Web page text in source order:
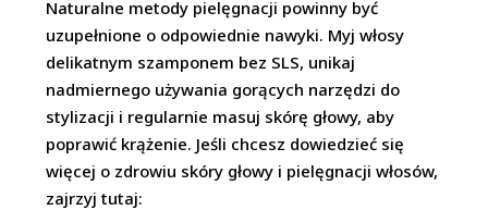
Naturalne metody pielęgnacji powinny być
uzupełnione o odpowiednie nawyki. Myj włosy
delikatnym szamponem bez SLS, unikaj
nadmiernego używania gorących narzędzi do
stylizacji i regularnie masuj skórę głowy, aby
poprawić krążenie. Jeśli chcesz dowiedzieć się
więcej o zdrowiu skóry głowy i pielęgnacji włosów,
zajrzyj tutaj: